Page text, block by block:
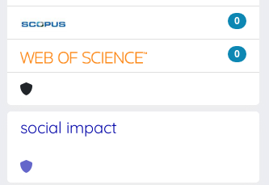
0
0
social impact